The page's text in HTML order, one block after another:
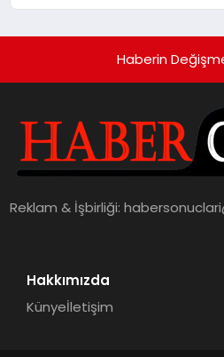
Haberin
Reklam & İşbirliği:
Hakkımızda
Künyeİletişim